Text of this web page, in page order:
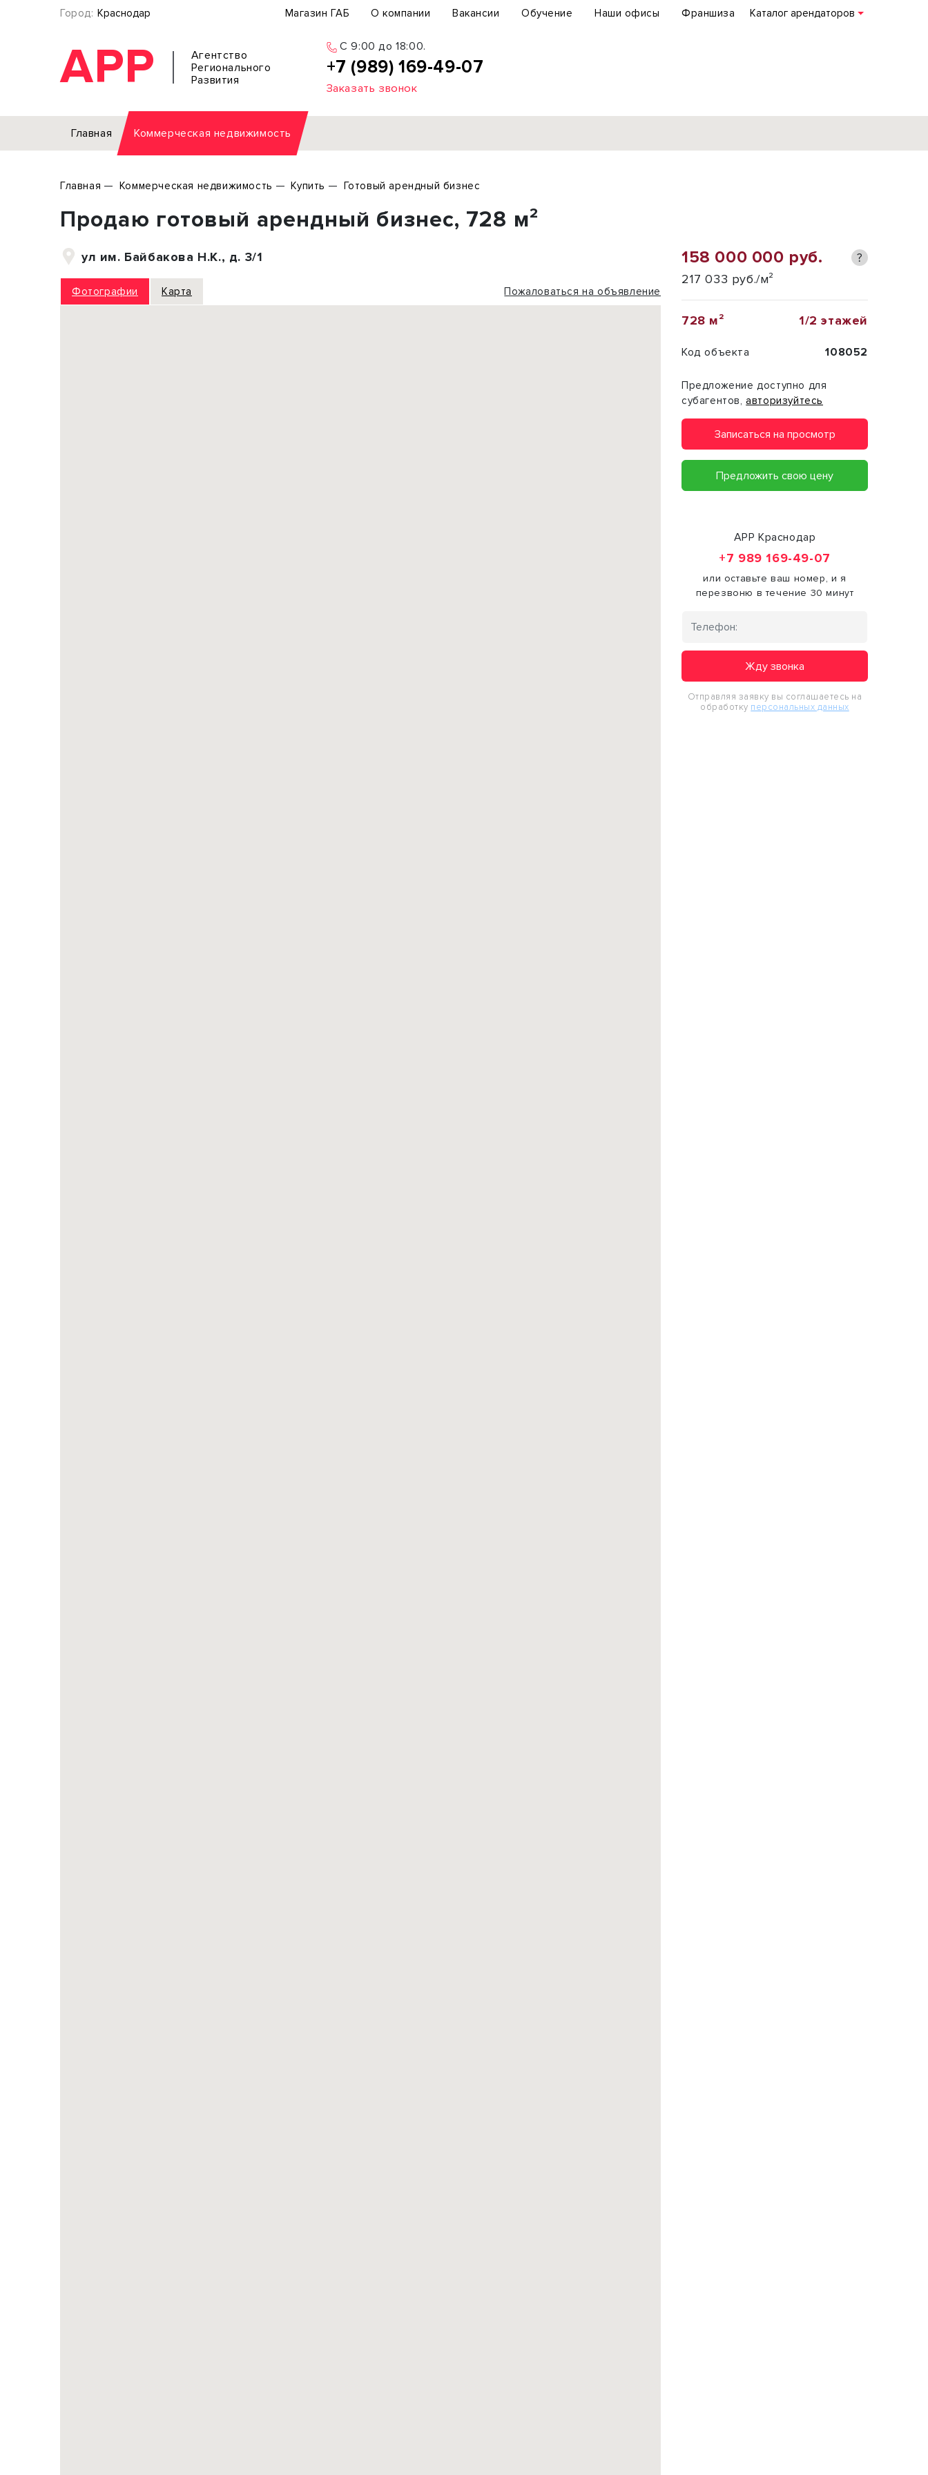
Город: Краснодар Магазин ГАБ О компании Вакансии Обучение Наши офисы Франшиза Каталог арендаторов
АРР
Агентство
Регионального
Развития
C 9:00 до 18:00.
+7 (989) 169-49-07
Заказать звонок
Главная Коммерческая недвижимость
Торговое помещение
Склад
Производство
Земельный участок
Отдельное здание
Торговое помещение
Подробнее
Главная Коммерческая недвижимость Купить Готовый арендный бизнес
Продаю готовый арендный бизнес, 728 м²
ул им. Байбакова Н.К., д. 3/1
Фотографии Карта Пожаловаться на объявление
158 000 000 руб. ?
217 033 руб./м²
728 м² 1/2 этажей
Код объекта 108052
Предложение доступно для
субагентов,авторизуйтесь
Записаться на просмотр
Предложить свою цену
АРР Краснодар
+7 989 169-49-07
или оставьте ваш номер, и я
перезвоню в течение 30 минут
Жду звонка
Отправляя заявку вы соглашаетесь на
обработку персональных данных